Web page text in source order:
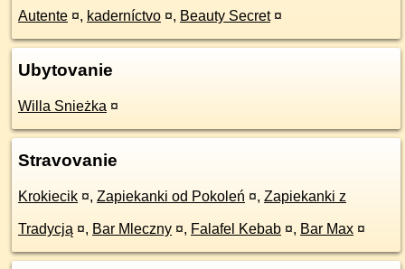
Autente ¤, kaderníctvo ¤, Beauty Secret ¤
Ubytovanie
Willa Snieżka ¤
Stravovanie
Krokiecik ¤, Zapiekanki od Pokoleń ¤, Zapiekanki z
Tradycją ¤, Bar Mleczny ¤, Falafel Kebab ¤, Bar Max ¤